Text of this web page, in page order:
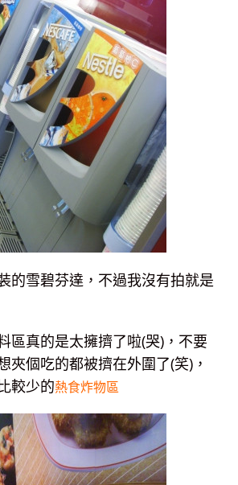
的雪碧芬達，不過我沒有拍就是
區真的是太擁擠了啦(哭)，不要
夾個吃的都被擠在外圍了(笑)，
較少的熱食炸物區